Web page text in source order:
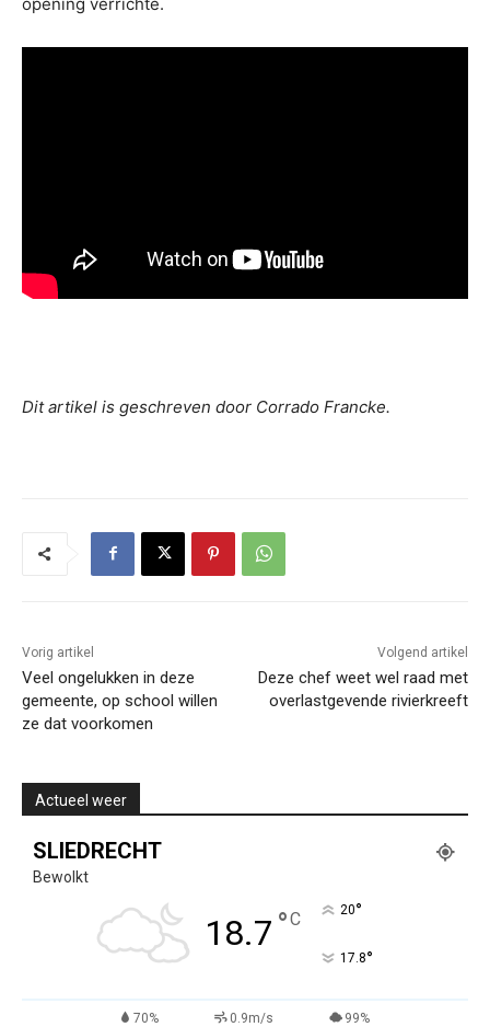
Dit artikel is geschreven door Corrado Francke.
Vorig artikel
Veel ongelukken in deze
gemeente, op school willen
ze dat voorkomen
Volgend artikel
Deze chef weet wel raad met
overlastgevende rivierkreeft
Actueel weer
SLIEDRECHT
Bewolkt
18.7 °C 20°
17.8°
70% 0.9m/s 99%